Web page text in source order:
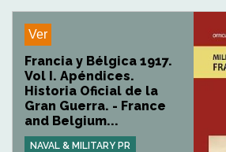
Ver
Francia y Bélgica 1917.
Vol I. Apéndices.
Historia Oficial de la
Gran Guerra. - France
and Belgium...
NAVAL & MILITARY PR